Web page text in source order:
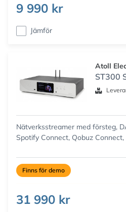
9 990 kr
Jämför
Atoll
ST300
Nätverksstreamer med försteg,
Spotify Connect, Qobuz
Finns för demo
31 990 kr